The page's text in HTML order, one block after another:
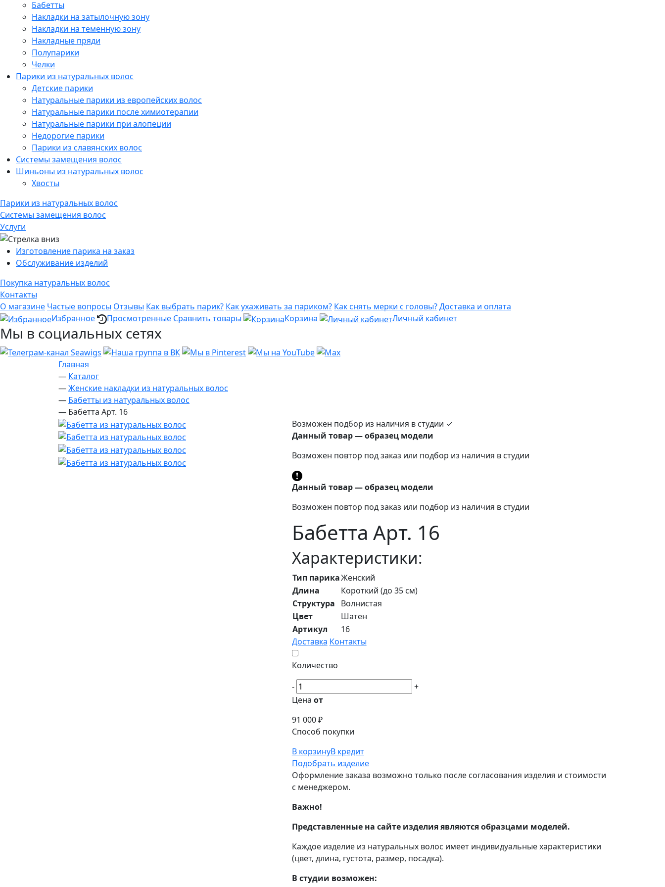
Бабетты
Накладки на затылочную зону
Накладки на теменную зону
Накладные пряди
Полупарики
Челки
Парики из натуральных волос
Детские парики
Натуральные парики из европейских волос
Натуральные парики после химиотерапии
Натуральные парики при алопеции
Недорогие парики
Парики из славянских волос
Системы замещения волос
Шиньоны из натуральных волос
Хвосты
Парики из натуральных волос
Системы замещения волос
Услуги
Изготовление парика на заказ
Обслуживание изделий
Покупка натуральных волос
Контакты
О магазине Частые вопросы Отзывы Как выбрать парик? Как ухаживать за париком? Как снять мерки с головы?Доставка и оплата
Избранное
Просмотренные Сравнить товары Корзина Личный кабинет
Мы в социальных сетях
Главная
— Каталог
—Женские накладки из натуральных волос
— Бабетты из натуральных волос
— Бабетта Арт. 16
Возможен подбор из наличия в студии ✓
Данный товар — образец модели
Возможен повтор под заказ или подбор из наличия в студии
Данный товар — образец модели
Возможен повтор под заказ или подбор из наличия в студии
Бабетта Арт. 16
Характеристики:
Тип парикаЖенский
Длина
Короткий (до 35 см)
Структура
Волнистая
Цвет
Шатен
Артикул
16
Доставка Контакты
Количество
-
+
Цена от
91 000 ₽
Способ покупки
В корзинуВ кредит
Подобрать изделие
Оформление заказа возможно только после согласования изделия и стоимости
с менеджером.
Важно!
Представленные на сайте изделия являются образцами моделей.
Каждое изделие из натуральных волос имеет индивидуальные характеристики
(цвет, длина, густота, размер, посадка).
В студии возможен: